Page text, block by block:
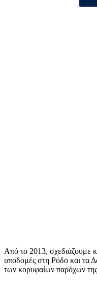
Από το 2013, σχεδιάζουμε
υποδομές στη Ρόδο και τα
των κορυφαίων παρόχων